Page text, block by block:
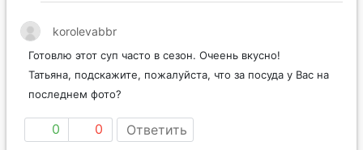
korolevabbr
Готовлю этот суп часто в сезон. Очеень вкусно!
Татьяна, подскажите, пожалуйста, что за посуда у Вас на
последнем фото?
0 0 Ответить